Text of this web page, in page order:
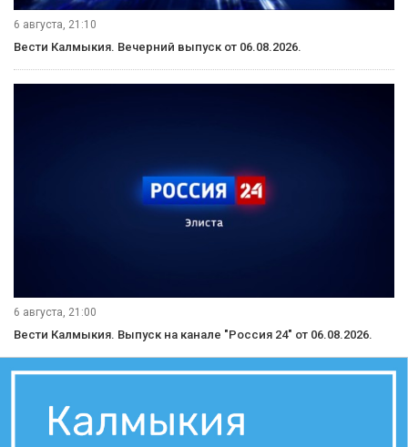
6 августа, 21:10
Вести Калмыкия. Вечерний выпуск от 06.08.2026.
6 августа, 21:00
Вести Калмыкия. Выпуск на канале "Россия 24" от 06.08.2026.